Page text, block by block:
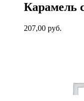
Карамель
207,00 руб.